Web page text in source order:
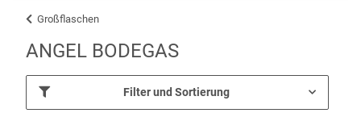
Großflaschen
ANGEL BODEGAS
Filter und Sortierung